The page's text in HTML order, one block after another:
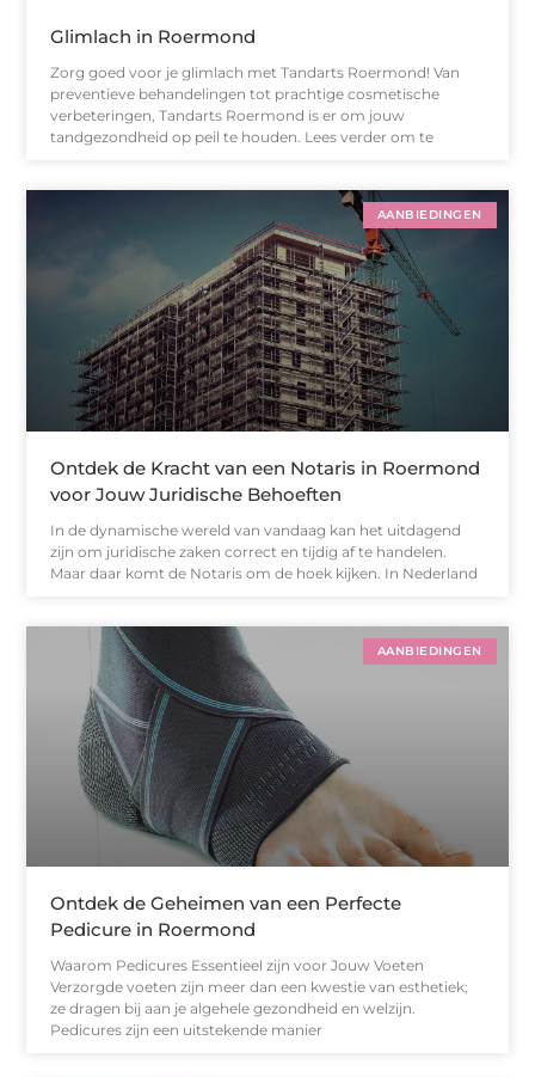
Glimlach in Roermond
Zorg goed voor je glimlach met Tandarts Roermond! Van
preventieve behandelingen tot prachtige cosmetische
verbeteringen, Tandarts Roermond is er om jouw
tandgezondheid op peil te houden. Lees verder om te
AANBIEDINGEN
Ontdek de Kracht van een Notaris in Roermond
voor Jouw Juridische Behoeften
In de dynamische wereld van vandaag kan het uitdagend
zijn om juridische zaken correct en tijdig af te handelen.
Maar daar komt de Notaris om de hoek kijken. In Nederland
AANBIEDINGEN
Ontdek de Geheimen van een Perfecte
Pedicure in Roermond
Waarom Pedicures Essentieel zijn voor Jouw Voeten
Verzorgde voeten zijn meer dan een kwestie van esthetiek;
ze dragen bij aan je algehele gezondheid en welzijn.
Pedicures zijn een uitstekende manier